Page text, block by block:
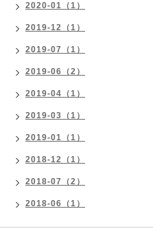
2020-01（1）
2019-12（1）
2019-07（1）
2019-06（2）
2019-04（1）
2019-03（1）
2019-01（1）
2018-12（1）
2018-07（2）
2018-06（1）